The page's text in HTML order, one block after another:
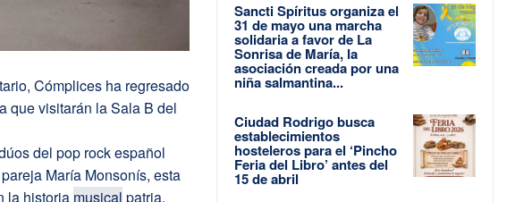
Cómplices ha regresado
que visitarán la Sala B del
del pop rock español
María Monsonís, esta
la historia musical patria.
Sancti Spíritus organiza el
31 de mayo una marcha
solidaria a favor de La
Sonrisa de María, la
asociación creada por una
niña salmantina...
Ciudad Rodrigo busca
establecimientos
hosteleros para el ‘Pincho
Feria del Libro’ antes del
15 de abril